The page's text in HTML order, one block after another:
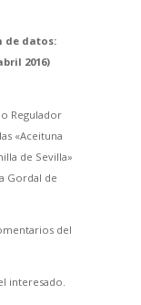
de datos:
2016)
Regulador
«Aceituna
de Sevilla»
Gordal de
del
interesado.